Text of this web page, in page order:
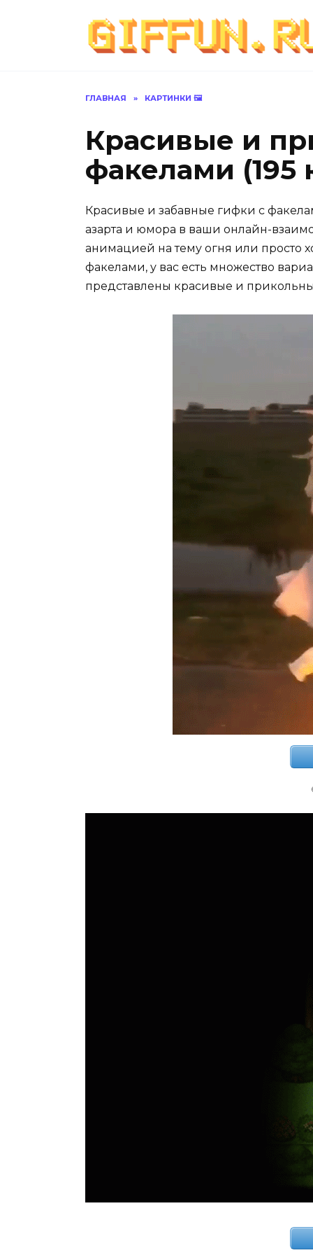
ГЛАВНАЯ » КАРТИНКИ 🖼
Красивые и
факелами (195
Красивые и забавные гифки с
азарта и юмора в ваши онлайн-
анимацией на тему огня или просто
факелами, у вас есть множество
представлены красивые и